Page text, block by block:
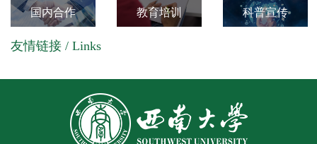
国内合作 教育培训 科普宣传
友情链接 / Links